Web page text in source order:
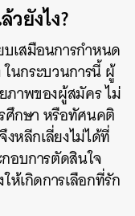
ยังไง?
บเสมือนการกำหนด
นกระบวนการนี้ ผู้
าพของผู้สมัคร ไม่
ศึกษา หรือทัศนคติ
หลีกเลี่ยงไม่ได้ที่
อบการตัดสินใจ
เกิดการเลือกที่รัก